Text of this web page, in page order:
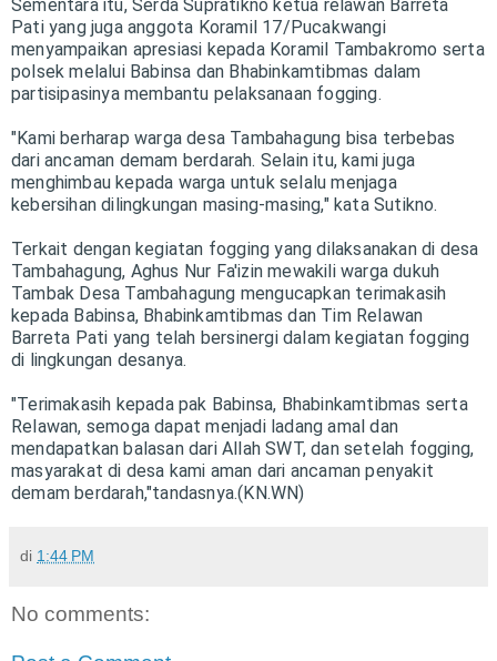
Sementara itu, Serda Supratikno ketua relawan Barreta
Pati yang juga anggota Koramil 17/Pucakwangi
menyampaikan apresiasi kepada Koramil Tambakromo serta
polsek melalui Babinsa dan Bhabinkamtibmas dalam
partisipasinya membantu pelaksanaan fogging.
"Kami berharap warga desa Tambahagung bisa terbebas
dari ancaman demam berdarah. Selain itu, kami juga
menghimbau kepada warga untuk selalu menjaga
kebersihan dilingkungan masing-masing," kata Sutikno.
Terkait dengan kegiatan fogging yang dilaksanakan di desa
Tambahagung, Aghus Nur Fa'izin mewakili warga dukuh
Tambak Desa Tambahagung mengucapkan terimakasih
kepada Babinsa, Bhabinkamtibmas dan Tim Relawan
Barreta Pati yang telah bersinergi dalam kegiatan fogging
di lingkungan desanya.
"Terimakasih kepada pak Babinsa, Bhabinkamtibmas serta
Relawan, semoga dapat menjadi ladang amal dan
mendapatkan balasan dari Allah SWT, dan setelah fogging,
masyarakat di desa kami aman dari ancaman penyakit
demam berdarah,"tandasnya.(KN.WN)
di 1:44 PM
No comments: